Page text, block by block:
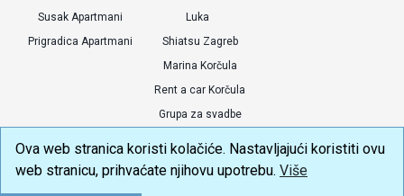
Ova web stranica koristi kolačiće. Nastavljajući koristiti ovu
web stranicu, prihvaćate njihovu upotrebu. Više
Susak Apartmani
Prigradica Apartmani
Luka
Shiatsu Zagreb
Marina Korčula
Rent a car Korčula
Grupa za svadbe
Copyright © 2026 Andreis